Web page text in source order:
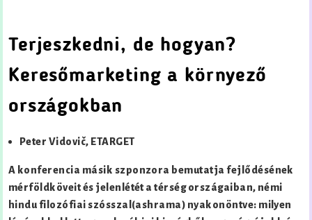
Terjeszkedni, de hogyan?
Keresőmarketing a környező
országokban
Peter Vidovič, ETARGET
A konferencia másik szponzora bemutatja fejlődésének
mérföldköveit és jelenlétét a térség országaiban, némi
hindu filozófiai szósszal(ashrama) nyakonöntve: milyen